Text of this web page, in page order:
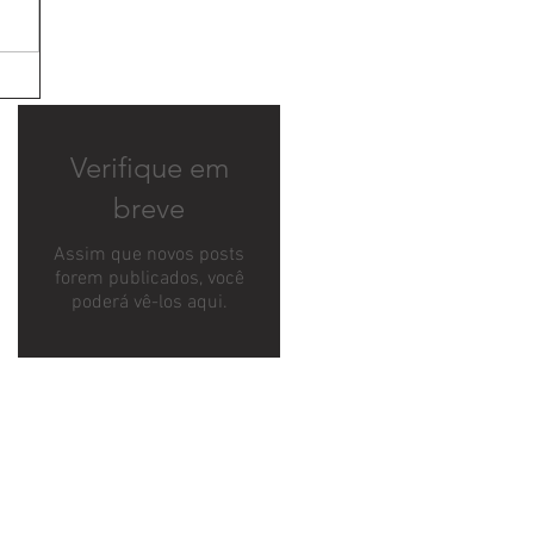
Verifique em
breve
Assim que novos posts
forem publicados, você
poderá vê-los aqui.